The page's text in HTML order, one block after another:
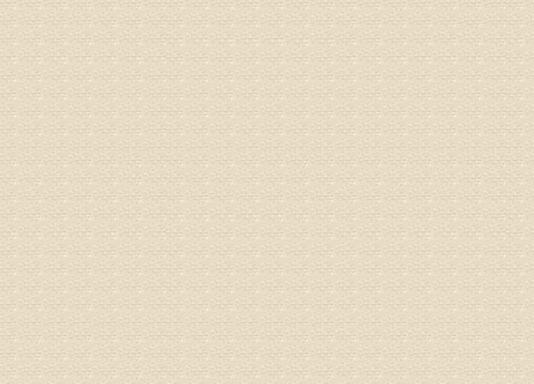
病情描
专家回
失。
该病的
较严重
治疗方
济南杏
姓名：
病情描
专家回